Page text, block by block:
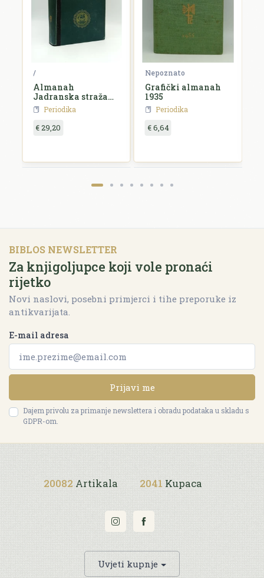
/
Almanah
Jadranska straža
za 1927. godinu
Periodika
€ 29,20
Nepoznato
Grafički almanah
1935
Periodika
€ 6,64
BIBLOS NEWSLETTER
Za knjigoljupce koji vole pronaći
rijetko
Novi naslovi, posebni primjerci i tihe preporuke iz
antikvarijata.
E-mail adresa
Prijavi me
Dajem privolu za primanje newslettera i obradu podataka u skladu s
GDPR-om.
20082 Artikala 2041 Kupaca
Uvjeti kupnje